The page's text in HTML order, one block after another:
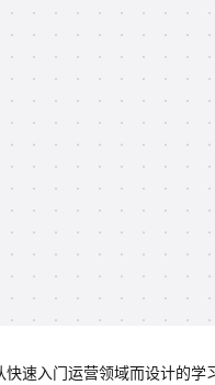
速入门运营领域而设计的